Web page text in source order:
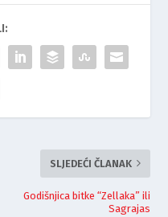
SLJEDEĆI ČLANAK
Godišnjica bitke “Zellaka” ili
Sagrajas